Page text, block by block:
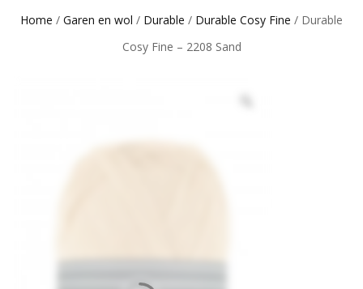
Home / Garen en wol / Durable / Durable Cosy Fine / Durable
Cosy Fine – 2208 Sand